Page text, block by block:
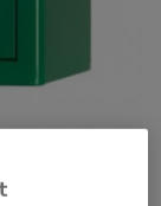
HT